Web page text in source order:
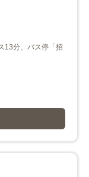
13分、バス停「招